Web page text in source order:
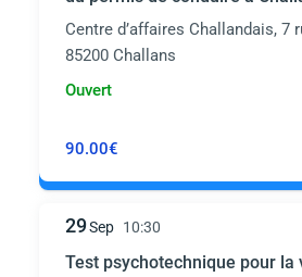
Centre d’affaires Challandais, 7
85200 Challans
Ouvert
90.00€
29Sep 10:30
Test psychotechnique pour la